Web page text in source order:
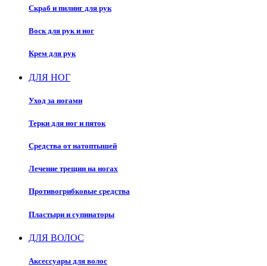
Скраб и пилинг для рук
Воск для рук и ног
Крем для рук
ДЛЯ НОГ
Уход за ногами
Терки для ног и пяток
Средства от натоптышей
Лечение трещин на ногах
Противогрибковые средства
Пластыри и супинаторы
ДЛЯ ВОЛОС
Аксессуары для волос